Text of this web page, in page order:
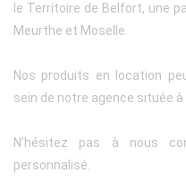
le Territoire de Belfort, une
Meurthe et Moselle.
Nos produits en location
sein de notre agence située
N’hésitez pas à nous
personnalisé.